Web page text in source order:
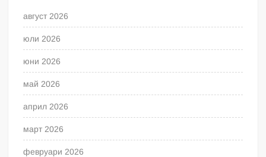
август 2026
юли 2026
юни 2026
май 2026
април 2026
март 2026
февруари 2026